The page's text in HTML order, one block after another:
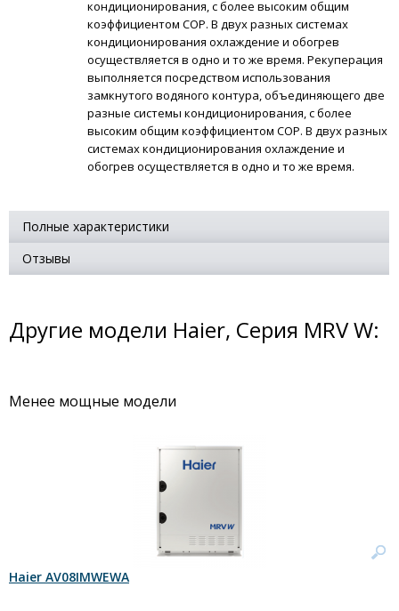
кондиционирования, с более высоким общим
коэффициентом СОР. В двух разных системах
кондиционирования охлаждение и обогрев
осуществляется в одно и то же время. Рекуперация
выполняется посредством использования
замкнутого водяного контура, объединяющего две
разные системы кондиционирования, с более
высоким общим коэффициентом СОР. В двух разных
системах кондиционирования охлаждение и
обогрев осуществляется в одно и то же время.
Полные характеристики
Отзывы
Другие модели Haier, Серия MRV W:
Менее мощные модели
Haier AV08IMWEWA